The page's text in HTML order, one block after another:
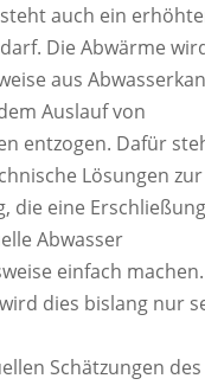
auch ein
Die Abwärme
aus
Auslauf von
entzogen. Dafür
Lösungen zur
die eine
Abwasser
einfach machen.
dies bislang nur
Schätzungen des